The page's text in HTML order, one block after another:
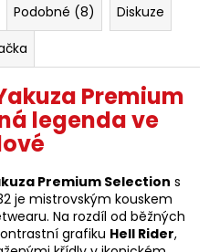
Podobné (8)
Diskuze
Premium
legenda ve
Premium Selection s
je mistrovským kouskem
Na rozdíl od běžných
grafiku Hell Rider,